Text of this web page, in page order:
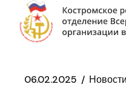
06.02.2025 Новости